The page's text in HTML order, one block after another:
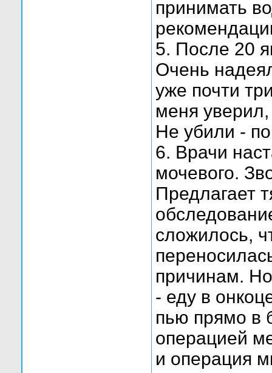
принимать
5. После 20
Очень
уже почти
меня
Не убили -
6. Врачи
мочевого.
Предлагает
сложилось,
причинам.
- еду в
пью прямо в
операцией
и операция